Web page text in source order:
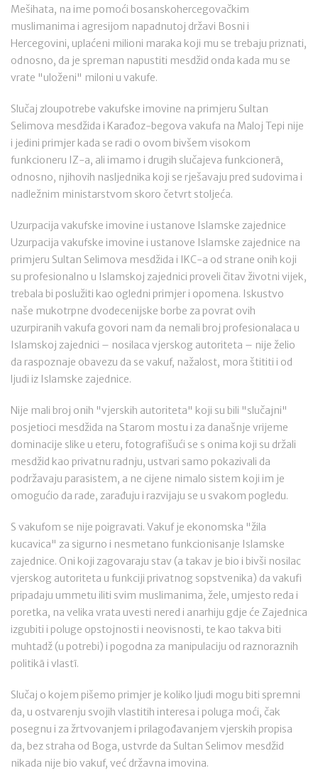
Mešihata, na ime pomoći bosanskohercegovačkim
muslimanima i agresijom napadnutoj državi Bosni i
Hercegovini, uplaćeni milioni maraka koji mu se trebaju priznati,
odnosno, da je spreman napustiti mesdžid onda kada mu se
vrate "uloženi" miloni u vakufe.
Slučaj zloupotrebe vakufske imovine na primjeru Sultan
Selimova mesdžida i Karađoz-begova vakufa na Maloj Tepi nije
i jedini primjer kada se radi o ovom bivšem visokom
funkcioneru IZ-a, ali imamo i drugih slučajeva funkcionerā,
odnosno, njihovih nasljednika koji se rješavaju pred sudovima i
nadležnim ministarstvom skoro četvrt stoljeća.
Uzurpacija vakufske imovine i ustanove Islamske zajednice
Uzurpacija vakufske imovine i ustanove Islamske zajednice na
primjeru Sultan Selimova mesdžida i IKC-a od strane onih koji
su profesionalno u Islamskoj zajednici proveli čitav životni vijek,
trebala bi poslužiti kao ogledni primjer i opomena. Iskustvo
naše mukotrpne dvodecenijske borbe za povrat ovih
uzurpiranih vakufa govori nam da nemali broj profesionalaca u
Islamskoj zajednici – nosilaca vjerskog autoriteta – nije želio
da raspoznaje obavezu da se vakuf, nažalost, mora štititi i od
ljudi iz Islamske zajednice.
Nije mali broj onih "vjerskih autoriteta" koji su bili "slučajni"
posjetioci mesdžida na Starom mostu i za današnje vrijeme
dominacije slike u eteru, fotografišući se s onima koji su držali
mesdžid kao privatnu radnju, ustvari samo pokazivali da
podržavaju parasistem, a ne cijene nimalo sistem koji im je
omogućio da rade, zarađuju i razvijaju se u svakom pogledu.
S vakufom se nije poigravati. Vakuf je ekonomska "žila
kucavica" za sigurno i nesmetano funkcionisanje Islamske
zajednice. Oni koji zagovaraju stav (a takav je bio i bivši nosilac
vjerskog autoriteta u funkciji privatnog sopstvenika) da vakufi
pripadaju ummetu iliti svim muslimanima, žele, umjesto reda i
poretka, na velika vrata uvesti nered i anarhiju gdje će Zajednica
izgubiti i poluge opstojnosti i neovisnosti, te kao takva biti
muhtadž (u potrebi) i pogodna za manipulaciju od raznoraznih
politikā i vlastī.
Slučaj o kojem pišemo primjer je koliko ljudi mogu biti spremni
da, u ostvarenju svojih vlastitih interesa i poluga moći, čak
posegnu i za žrtvovanjem i prilagođavanjem vjerskih propisa
da, bez straha od Boga, ustvrde da Sultan Selimov mesdžid
nikada nije bio vakuf, već državna imovina.